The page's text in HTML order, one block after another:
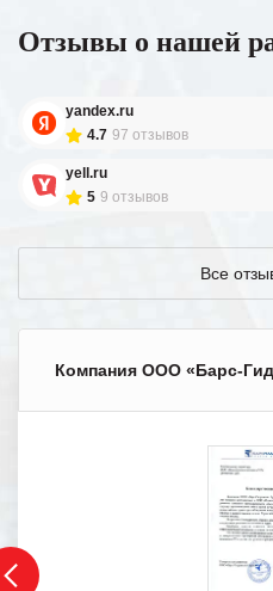
Отзывы о нашей
yandex.ru
4.7 97 отзывов
yell.ru
5 9 отзывов
Все
Компания ООО «Барс-